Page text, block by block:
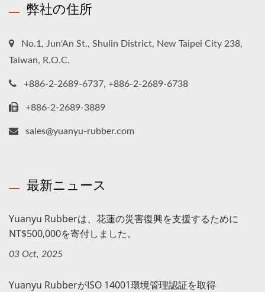
弊社の住所
No.1, Jun'An St., Shulin District, New Taipei City 238,
Taiwan, R.O.C.
+886-2-2689-6737, +886-2-2689-6738
+886-2-2689-3889
sales@yuanyu-rubber.com
最新ニュース
Yuanyu Rubberは、花蓮の災害復興を支援するために
NT$500,000を寄付しました。
03 Oct, 2025
Yuanyu RubberがISO 14001環境管理認証を取得